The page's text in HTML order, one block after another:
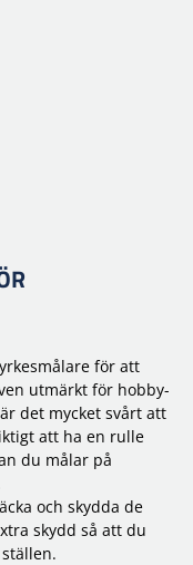
för att
utmärkt för hobby-
det mycket svårt att
att ha en rulle
du målar på
och skydda de
skydd så att du